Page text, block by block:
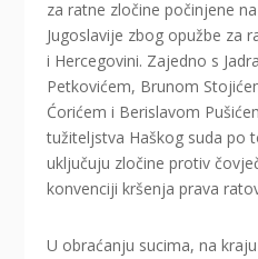
za ratne zločine počinjene
Jugoslavije zbog opužbe za
i Hercegovini. Zajedno s
Petkovićem, Brunom
Ćorićem i Berislavom
tužiteljstva Haškog suda po
uključuju zločine protiv
konvenciji kršenja prava
U obraćanju sucima, na